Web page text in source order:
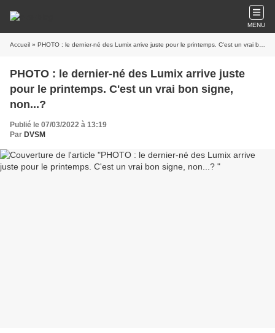
MENU
Accueil » PHOTO : le dernier-né des Lumix arrive juste pour le printemps. C'est un vrai bon signe, non...?
PHOTO : le dernier-né des Lumix arrive juste
pour le printemps. C'est un vrai bon signe,
non...?
Publié le 07/03/2022 à 13:19
Par DVSM